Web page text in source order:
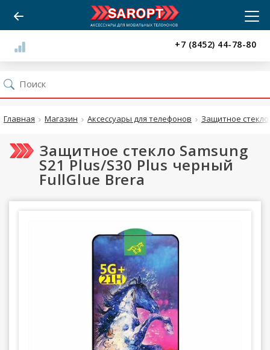
+7 (8452) 44-78-80
Главная Магазин Аксессуары для телефонов Защитное стекло
Защитное стекло Samsung
S21 Plus/S30 Plus черный
FullGlue Brera